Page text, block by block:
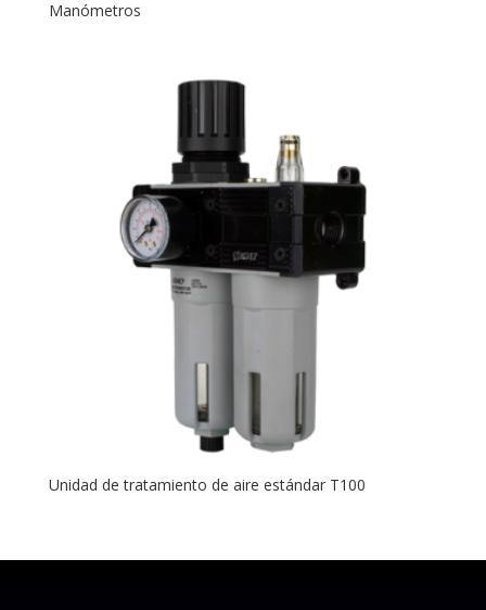
Manómetros
Unidad de tratamiento de aire estándar T100